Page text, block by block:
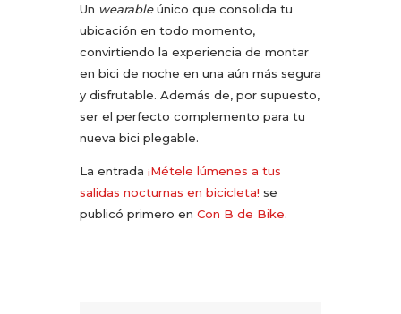
Un wearableúnico que consolida tu
ubicación en todo momento,
convirtiendo la experiencia de montar
en bici de noche en una aún más segura
y disfrutable. Además de, por supuesto,
ser el perfecto complemento para tu
nueva bici plegable.
La entrada ¡Métele lúmenes a tus
salidas nocturnas en bicicleta! se
publicó primero en Con B de Bike.